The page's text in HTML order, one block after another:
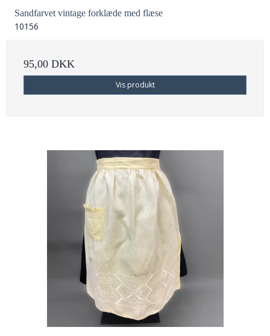
Sandfarvet vintage forklæde med flæse
10156
95,00 DKK
Vis produkt